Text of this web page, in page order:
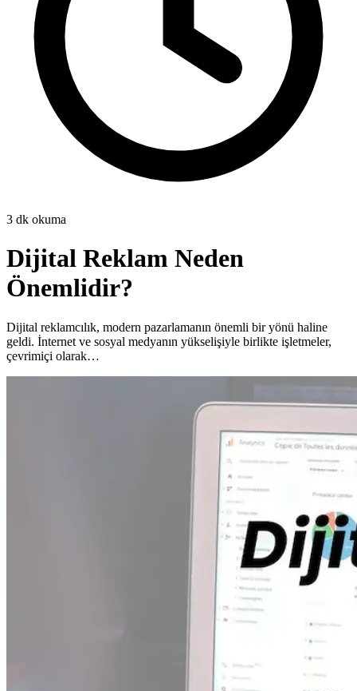
3 dk okuma
Dijital Reklam Neden
Önemlidir?
Dijital reklamcılık, modern pazarlamanın önemli bir yönü haline
geldi. İnternet ve sosyal medyanın yükselişiyle birlikte işletmeler,
çevrimiçi olarak…